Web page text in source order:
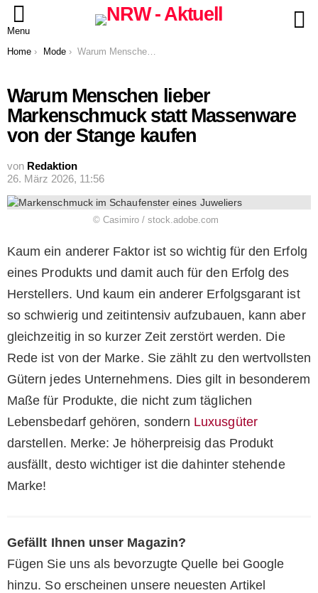
Menu
You are here:
Home Mode Warum Menschen lieber Markenschmuck statt Massenware von der Stange kaufen
Warum Menschen lieber
Markenschmuck statt Massenware
von der Stange kaufen
von Redaktion
26. März 2026, 11:56
© Casimiro / stock.adobe.com
Kaum ein anderer Faktor ist so wichtig für den Erfolg
eines Produkts und damit auch für den Erfolg des
Herstellers. Und kaum ein anderer Erfolgsgarant ist
so schwierig und zeitintensiv aufzubauen, kann aber
gleichzeitig in so kurzer Zeit zerstört werden. Die
Rede ist von der Marke. Sie zählt zu den wertvollsten
Gütern jedes Unternehmens. Dies gilt in besonderem
Maße für Produkte, die nicht zum täglichen
Lebensbedarf gehören, sondern Luxusgüter
darstellen. Merke: Je höherpreisig das Produkt
ausfällt, desto wichtiger ist die dahinter stehende
Marke!
Gefällt Ihnen unser Magazin?
Fügen Sie uns als bevorzugte Quelle bei Google
hinzu. So erscheinen unsere neuesten Artikel